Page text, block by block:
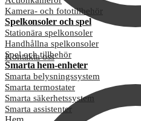
Kontakta oss
Kamera- och fototillbehör
Spelkonsoler och spel
Stationära spelkonsoler
Handhållna spelkonsoler
Spel och tillbehör
Smarta hem-enheter
Smarta belysningssystem
Smarta termostater
Smarta säkerhetssystem
Smarta assistenter